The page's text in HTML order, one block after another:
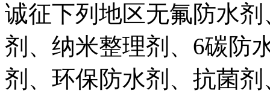
诚征下列地区无氟防水
剂、纳米整理剂、6碳防
剂、环保防水剂、抗菌